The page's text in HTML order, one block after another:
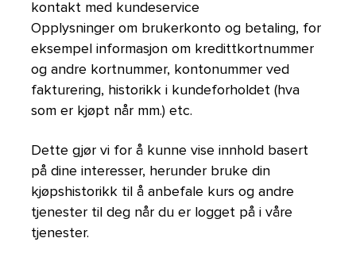
kontakt med kundeservice
Opplysninger om brukerkonto og betaling, for
eksempel informasjon om kredittkortnummer
og andre kortnummer, kontonummer ved
fakturering, historikk i kundeforholdet (hva
som er kjøpt når mm.) etc.
Dette gjør vi for å kunne vise innhold basert
på dine interesser, herunder bruke din
kjøpshistorikk til å anbefale kurs og andre
tjenester til deg når du er logget på i våre
tjenester.